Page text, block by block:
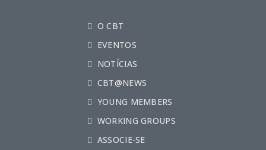
O CBT
EVENTOS
NOTÍCIAS
CBT@NEWS
YOUNG MEMBERS
WORKING GROUPS
ASSOCIE-SE